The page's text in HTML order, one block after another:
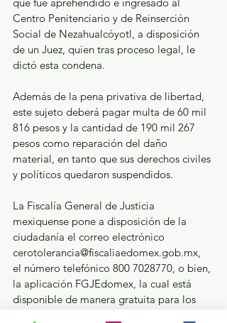
que fue aprehendido e ingresado al
Centro Penitenciario y de Reinserción
Social de Nezahualcóyotl, a disposición
de un Juez, quien tras proceso legal, le
dictó esta condena.
Además de la pena privativa de libertad,
este sujeto deberá pagar multa de 60 mil
816 pesos y la cantidad de 190 mil 267
pesos como reparación del daño
material, en tanto que sus derechos civiles
y políticos quedaron suspendidos.
La Fiscalía General de Justicia
mexiquense pone a disposición de la
ciudadanía el correo electrónico
cerotolerancia@fiscaliaedomex.gob.mx,
el número telefónico 800 7028770, o bien,
la aplicación FGJEdomex, la cual está
disponible de manera gratuita para los